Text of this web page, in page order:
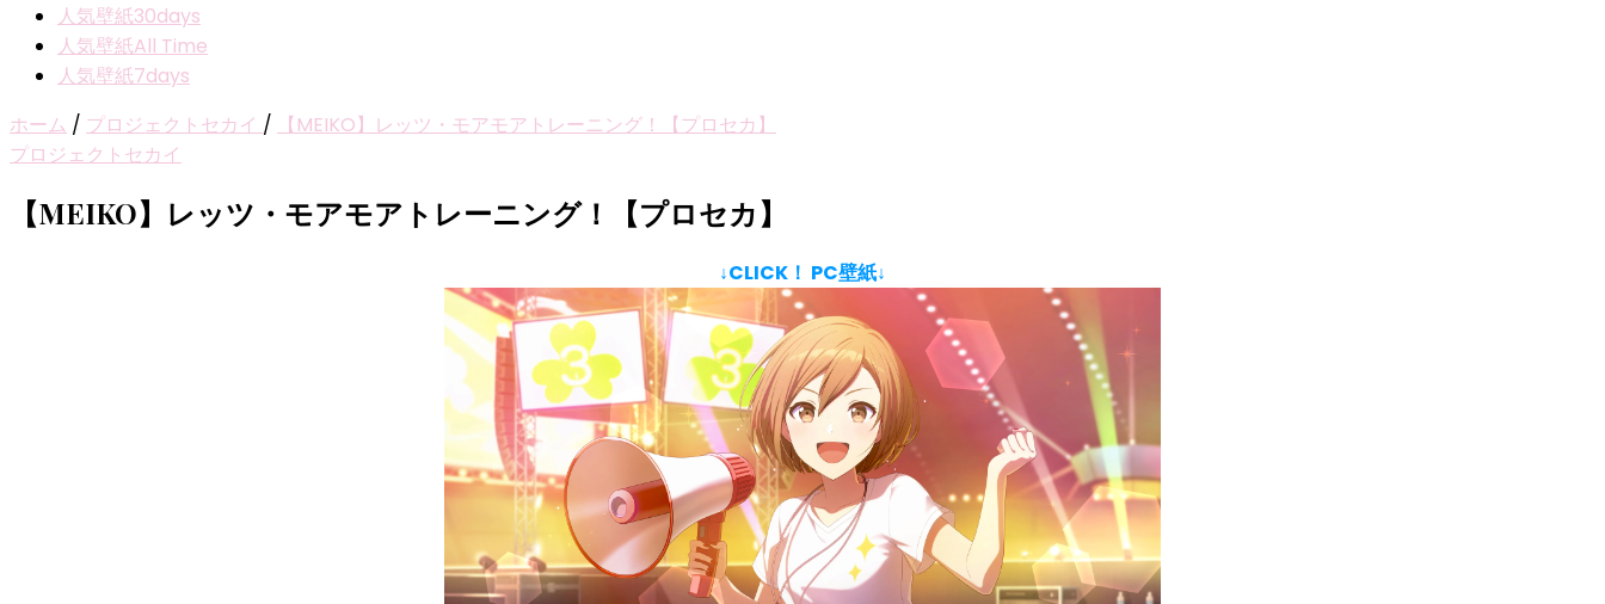
人気壁紙30days
人気壁紙All Time
人気壁紙7days
ホーム / プロジェクトセカイ /
【MEIKO】レッツ・モアモアトレーニング！【プロセカ】
プロジェクトセカイ
【MEIKO】レッツ・モアモアトレーニング！【プロセカ】
↓CLICK！ PC壁紙↓